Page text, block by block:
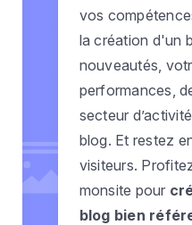
vos
la création d'un
nouveautés,
performances,
secteur
blog. Et restez
visiteurs.
monsite pour
blog bien